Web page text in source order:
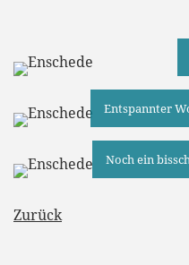
Entspannter
Noch ein
Zurück